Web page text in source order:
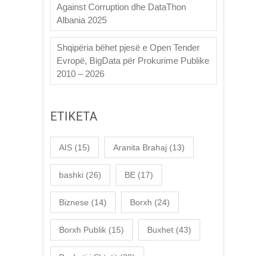
Against Corruption dhe DataThon
Albania 2025
Shqipëria bëhet pjesë e Open Tender
Evropë, BigData për Prokurime Publike
2010 – 2026
ETIKETA
AIS (15) Aranita Brahaj (13)
bashki (26) BE (17)
Biznese (14) Borxh (24)
Borxh Publik (15) Buxhet (43)